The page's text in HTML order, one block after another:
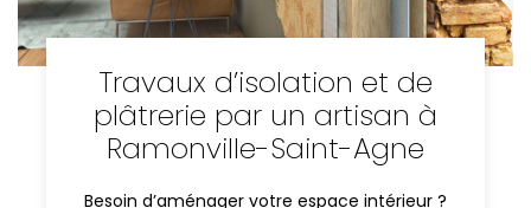
Travaux d’isolation et de
plâtrerie par un artisan à
Ramonville-Saint-Agne
Besoin d’aménager votre espace intérieur ?